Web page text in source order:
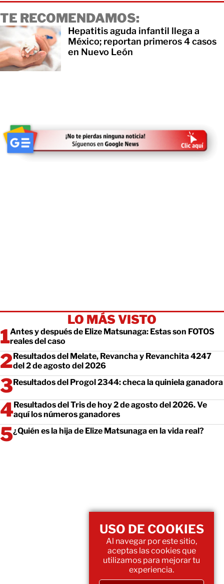
TE RECOMENDAMOS:
Hepatitis aguda infantil llega a
México; reportan primeros 4 casos
en Nuevo León
LO MÁS VISTO
Antes y después de Elize Matsunaga: Estas son FOTOS
reales del caso
Resultados del Melate, Revancha y Revanchita 4247
del 2 de agosto del 2026
Resultados del Progol 2344: checa la quiniela ganadora
Resultados del Tris de hoy 2 de agosto del 2026. Ve
aquí los números ganadores
¿Quién es la hija de Elize Matsunaga en la vida real?
USO DE COOKIES
Al navegar por este sitio,
aceptas las cookies que
utilizamos para mejorar tu
experiencia.